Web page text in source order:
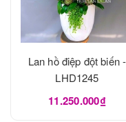
Lan hồ điệp đột biến -
LHD1245
11.250.000₫